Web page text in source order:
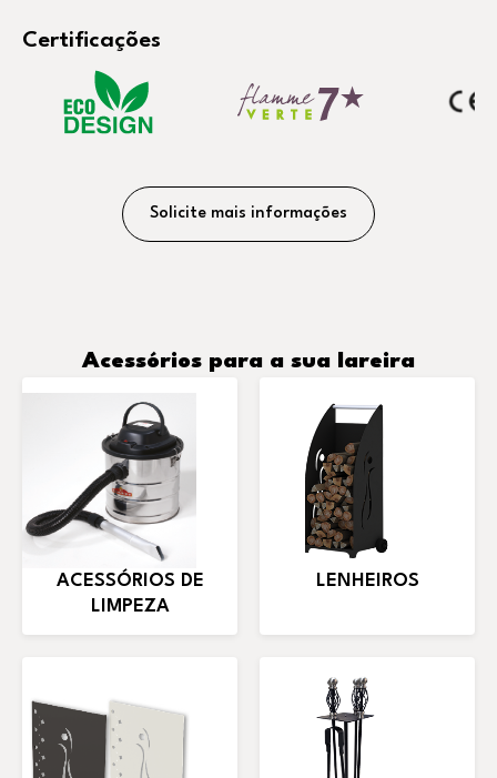
Certificações
Solicite mais informações
Acessórios para a sua lareira
ACESSÓRIOS DE
LIMPEZA
LENHEIROS